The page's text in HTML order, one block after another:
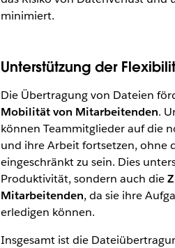
minimiert.
Unterstützung der
Die Übertragung von Dateien
Mobilität von Mitarbeitenden.
können Teammitglieder auf die
und ihre Arbeit fortsetzen, ohne
eingeschränkt zu sein. Dies
Produktivität, sondern auch die
Mitarbeitenden, da sie ihre
erledigen können.
Insgesamt ist die